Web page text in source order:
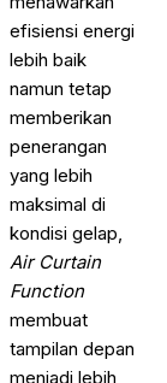
efisiensi energi
lebih baik
namun tetap
memberikan
penerangan
yang lebih
maksimal di
kondisi gelap,
Air Curtain
Function
membuat
tampilan depan
menjadi lebih